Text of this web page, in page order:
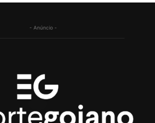
- Anúncio -